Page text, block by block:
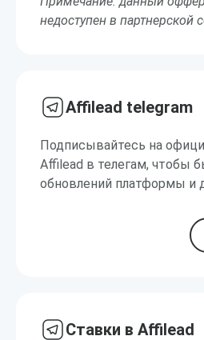
недоступен в партнерской
Affilead telegram
Подписывайтесь на
Affilead в телегам, чтобы
обновлений платформы и
Ставки в Affilead